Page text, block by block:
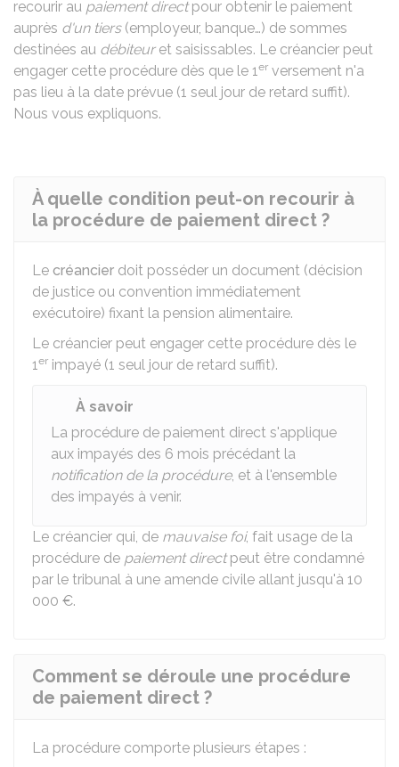
recourir au paiement directpour obtenir le paiement
auprès d'un tiers(employeur, banque…) de sommes
destinées au débiteuret saisissables. Le créancier peut
engager cette procédure dès que le 1er versement n'a
pas lieu à la date prévue (1 seul jour de retard suffit).
Nous vous expliquons.
À quelle condition peut-on recourir à
la procédure de paiement direct ?
Le créancier doit posséder un document (décision
de justice ou convention immédiatement
exécutoire) fixant la pension alimentaire.
Le créancier peut engager cette procédure dès le
1er impayé (1 seul jour de retard suffit).
À savoir
La procédure de paiement direct s'applique
aux impayés des 6 mois précédant la
notification de la procédure, et à l'ensemble
des impayés à venir.
Le créancier qui, de mauvaise foi, fait usage de la
procédure de paiement directpeut être condamné
par le tribunal à une amende civile allant jusqu'à 10
000 €.
Comment se déroule une procédure
de paiement direct ?
La procédure comporte plusieurs étapes :